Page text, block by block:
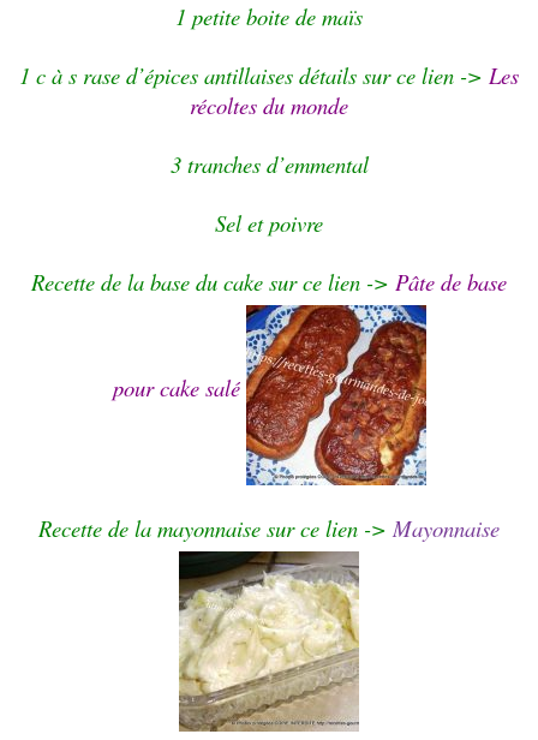
1 petite boite de maïs
1 c à s rase d’épices antillaises détails sur ce lien -> Les
récoltes du monde
3 tranches d’emmental
Sel et poivre
Recette de la base du cake sur ce lien -> Pâte de base
pour cake salé
Recette de la mayonnaise sur ce lien -> Mayonnaise